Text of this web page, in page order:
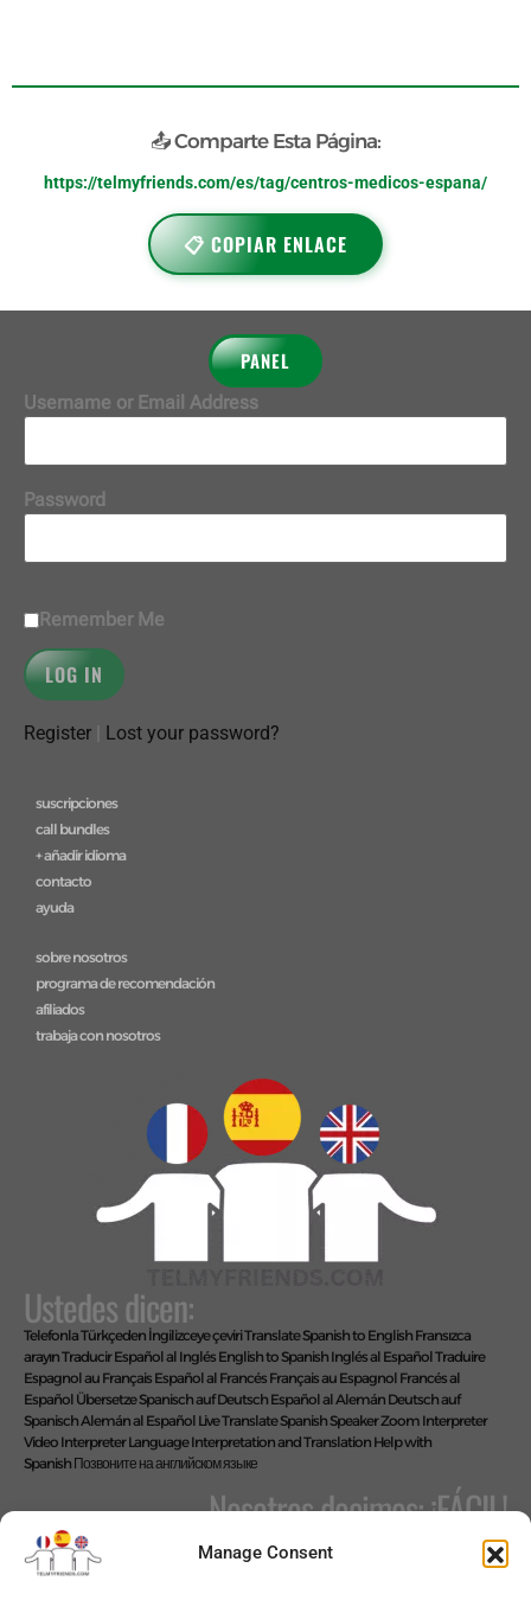
Manage Consent
📤 Comparte Esta Página:
https://telmyfriends.com/es/tag/centros-medicos-espana/
📋 COPIAR ENLACE
PANEL
Username or Email Address
Password
Remember Me
Register Lost your password?
suscripciones
call bundles
+ añadir idioma
contacto
ayuda
sobre nosotros
programa de recomendación
afiliados
trabaja con nosotros
Ustedes dicen:
Telefonla Türkçeden İngilizceye çeviriTranslate Spanish to English Fransızca
arayınTraducir Español al Inglés English to Spanish Inglés al EspañolTraduire
Espagnol au Français Español al Francés Français au Espagnol Francés al
Español Übersetze Spanisch auf Deutsch Español al Alemán Deutsch auf
SpanischAlemán al Español Live Translate Spanish Speaker Zoom Interpreter
Video Interpreter Language Interpretation and Translation Help with
Spanish Позвоните на английском языке
Nosotros decimos: ¡FÁCIL!